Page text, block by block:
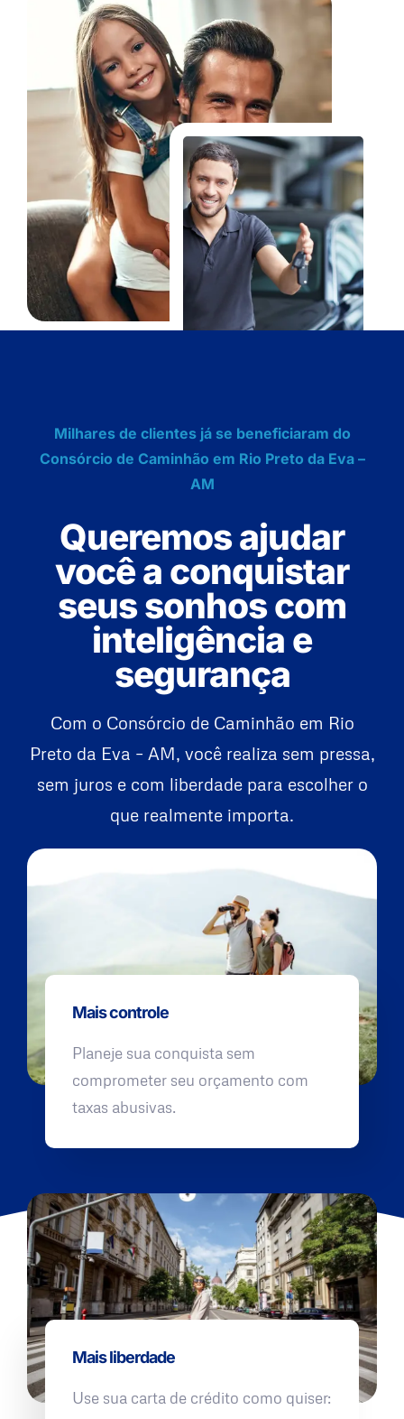
Milhares de clientes já se beneficiaram do
Consórcio de Caminhão em Rio Preto da Eva –
AM
Queremos ajudar
você a conquistar
seus sonhos com
inteligência e
segurança
Com o Consórcio de Caminhão em Rio
Preto da Eva – AM, você realiza sem pressa,
sem juros e com liberdade para escolher o
que realmente importa.
Mais controle
Planeje sua conquista sem
comprometer seu orçamento com
taxas abusivas.
Mais liberdade
Use sua carta de crédito como quiser: